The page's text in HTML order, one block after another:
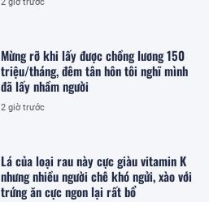
Mừng rỡ khi lấy được chồng lương 150
triệu/tháng, đêm tân hôn tôi nghĩ mình
đã lấy nhầm người
2 giờ trước
Lá của loại rau này cực giàu vitamin K
nhưng nhiều người chê khó ngửi, xào với
trứng ăn cực ngon lại rất bổ